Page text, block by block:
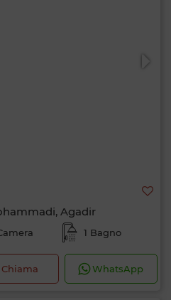
Agadir
1 Bagno
Chiama WhatsApp